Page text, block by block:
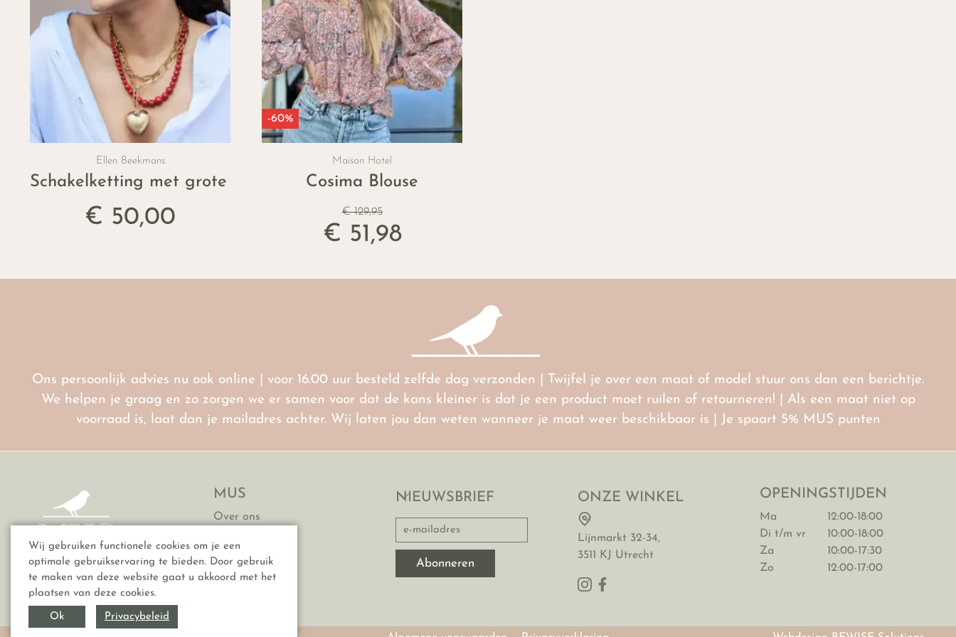
Wij gebruiken functionele cookies om je een
optimale gebruikservaring te bieden. Door gebruik
te maken van deze website gaat u akkoord met het
plaatsen van deze cookies.
Ok Privacybeleid
Ellen Beekmans
Schakelketting met grote 'hart' hanger
€ 50,00
-60%
Maison Hotel
Cosima Blouse
€ 129,95
€ 51,98
Ons persoonlijk advies nu ook online | voor 16.00 uur besteld zelfde dag verzonden | Twijfel je over een maat of model stuur ons dan een berichtje.
We helpen je graag en zo zorgen we er samen voor dat de kans kleiner is dat je een product moet ruilen of retourneren! | Als een maat niet op
voorraad is, laat dan je mailadres achter. Wij laten jou dan weten wanneer je maat weer beschikbaar is | Je spaart 5% MUS punten
MUS
Over ons
Vacatures
FAQ
NIEUWSBRIEF ONZE WINKEL
Lijnmarkt 32-34,
3511 KJ Utrecht
OPENINGSTIJDEN
Ma
12:00-18:00
Di t/m vr
10:00-18:00
Za
10:00-17:30
Zo
12:00-17:00